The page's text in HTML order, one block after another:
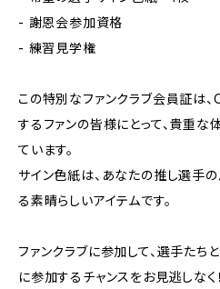
- 謝恩会参加資格
- 練習見学権
この特別なファンクラブ会員証は
するファンの皆様にとって、貴重
ています。
サイン色紙は、あなたの推し選手
る素晴らしいアイテムです。
ファンクラブに参加して、選手たち
に参加するチャンスをお見逃しなく